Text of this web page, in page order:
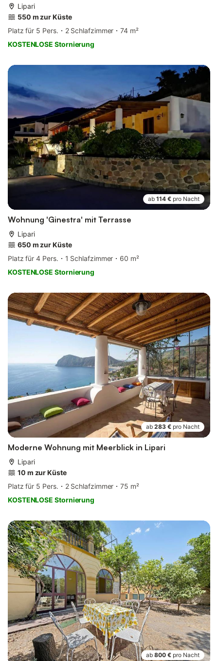
Lipari
550 m zur Küste
Platz für 5 Pers.
2 Schlafzimmer
74 m²
KOSTENLOSE Stornierung
ab 114 € pro Nacht
Wohnung 'Ginestra' mit Terrasse
Lipari
650 m zur Küste
Platz für 4 Pers.
1 Schlafzimmer
60 m²
KOSTENLOSE Stornierung
ab 283 € pro Nacht
Moderne Wohnung mit Meerblick in Lipari
Lipari
10 m zur Küste
Platz für 5 Pers.
2 Schlafzimmer
75 m²
KOSTENLOSE Stornierung
ab 800 € pro Nacht